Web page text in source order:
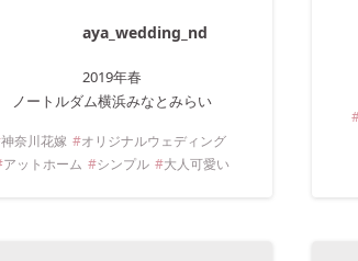
aya_wedding_nd
2019年春
ノートルダム横浜みなとみらい
神奈川花嫁
オリジナルウェディング
アットホーム
シンプル 大人可愛い